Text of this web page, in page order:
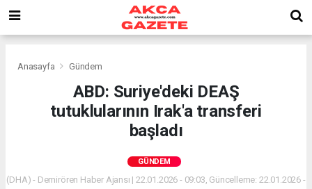
Anasayfa Gündem
ABD: Suriye'deki DEAŞ
tutuklularının Irak'a transferi
başladı
GÜNDEM
(DHA) - Demirören Haber Ajansı | 22.01.2026 - 09:03, Güncelleme: 22.01.2026 -